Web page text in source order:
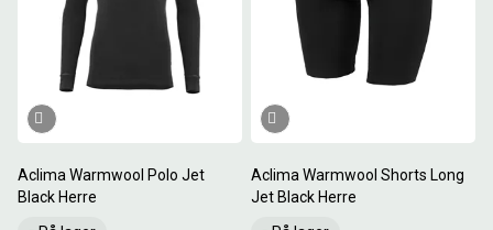
Aclima Warmwool Polo Jet
Black Herre
Aclima Warmwool Shorts Long
Jet Black Herre